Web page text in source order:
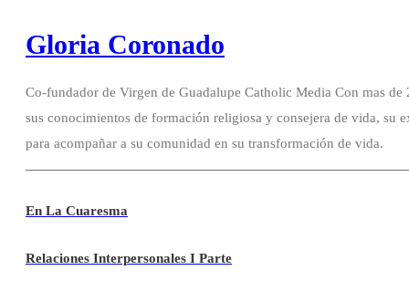
Gloria Coronado
Co-fundador de Virgen de Guadalupe Catholic Media Con mas
sus conocimientos de formación religiosa y consejera de vida, su
para acompañar a su comunidad en su transformación de vida.
En La Cuaresma
Relaciones Interpersonales I Parte